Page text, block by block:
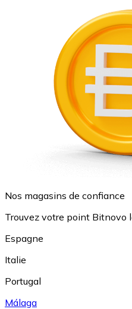
Nos magasins de confiance
Trouvez votre point Bitnovo
Espagne
Italie
Portugal
Málaga